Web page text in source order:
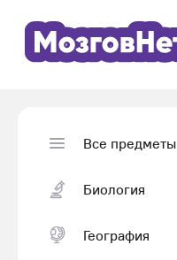
Все предметы
Биология
География